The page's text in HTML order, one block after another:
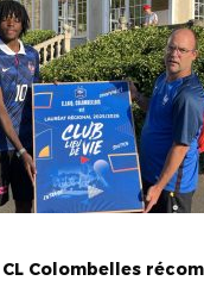
Colombelles